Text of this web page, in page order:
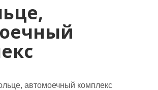
автомоечный комплекс